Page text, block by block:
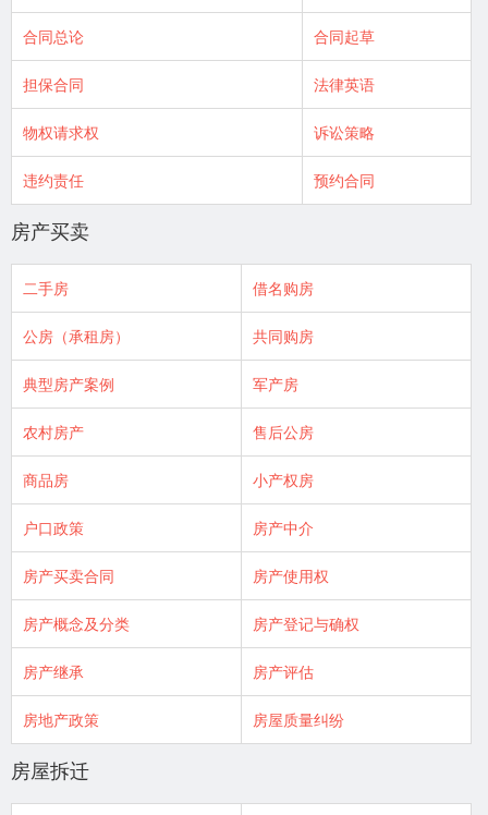
合同总论 合同起草
担保合同 法律英语
物权请求权 诉讼策略
违约责任 预约合同
房产买卖
二手房 借名购房
公房（承租房） 共同购房
典型房产案例 军产房
农村房产 售后公房
商品房 小产权房
户口政策 房产中介
房产买卖合同 房产使用权
房产概念及分类 房产登记与确权
房产继承 房产评估
房地产政策 房屋质量纠纷
房屋拆迁